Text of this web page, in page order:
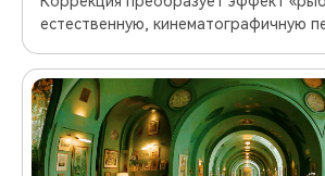
естественную, кинематографичную